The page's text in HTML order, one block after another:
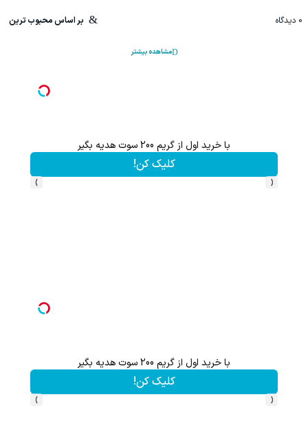
0 دیدگاه بر اساس محبوب ترین
مشاهده بیشتر
با خرید اول از گریم 200 سوت هدیه بگیر
کلیک کن!
‹
›
با خرید اول از گریم 200 سوت هدیه بگیر
کلیک کن!
‹
›